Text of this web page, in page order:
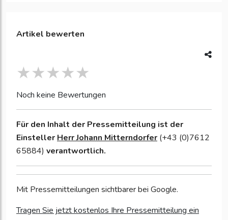
Artikel bewerten
Noch keine Bewertungen
Für den Inhalt der Pressemitteilung ist der
Einsteller Herr Johann Mitterndorfer (+43 (0)7612
65884) verantwortlich.
Mit Pressemitteilungen sichtbarer bei Google.
Tragen Sie jetzt kostenlos Ihre Pressemitteilung ein